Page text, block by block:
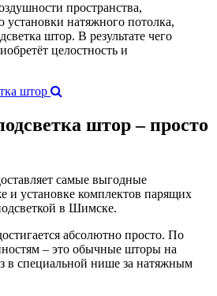
пространства,
натяжного потолка,
штор. В результате чего
целостность и
штор –просто
самые выгодные
и установке комплектов парящих
в Шимске.
абсолютно просто. По
– это обычные шторы на
в специальной нише за натяжным